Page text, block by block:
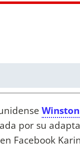
por su
Facebook